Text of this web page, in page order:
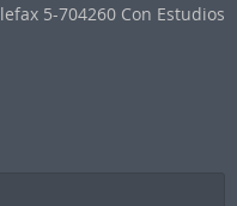
5-704260 Con Estudios